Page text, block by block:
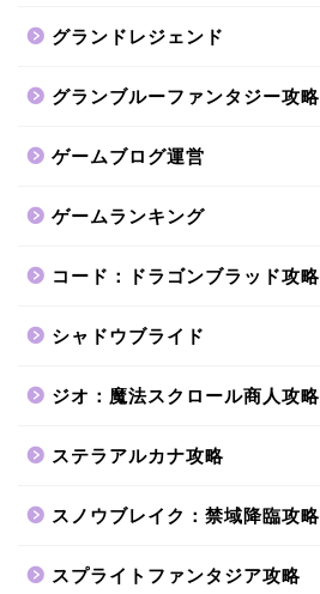
グランドレジェンド
グランブルーファンタジー攻略
ゲームブログ運営
ゲームランキング
コード：ドラゴンブラッド攻略
シャドウブライド
ジオ：魔法スクロール商人攻略
ステラアルカナ攻略
スノウブレイク：禁域降臨攻略
スプライトファンタジア攻略